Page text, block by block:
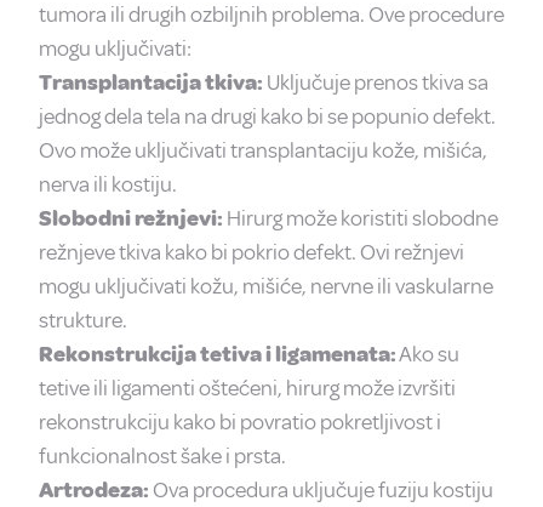
tumora ili drugih ozbiljnih problema. Ove procedure
mogu uključivati:
Transplantacija tkiva: Uključuje prenos tkiva sa
jednog dela tela na drugi kako bi se popunio defekt.
Ovo može uključivati transplantaciju kože, mišića,
nerva ili kostiju.
Slobodni režnjevi: Hirurg može koristiti slobodne
režnjeve tkiva kako bi pokrio defekt. Ovi režnjevi
mogu uključivati kožu, mišiće, nervne ili vaskularne
strukture.
Rekonstrukcija tetiva i ligamenata:Ako su
tetive ili ligamenti oštećeni, hirurg može izvršiti
rekonstrukciju kako bi povratio pokretljivost i
funkcionalnost šake i prsta.
Artrodeza: Ova procedura uključuje fuziju kostiju